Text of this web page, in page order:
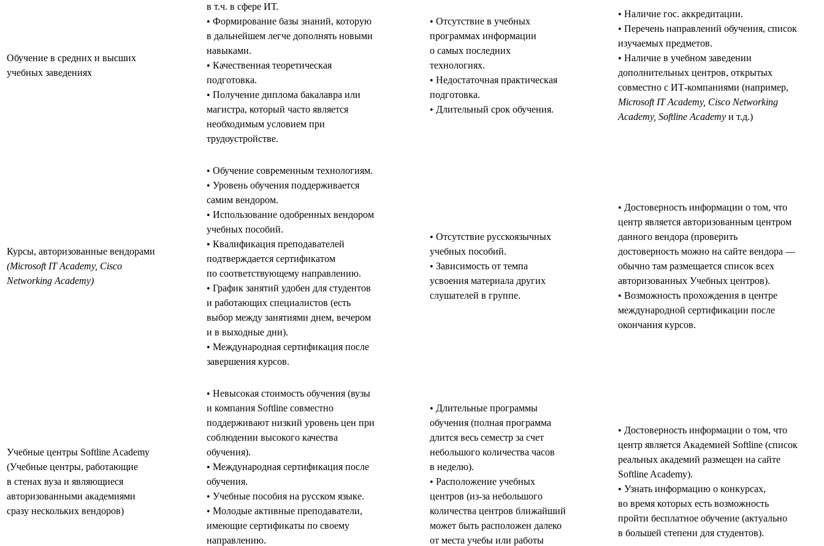
Обучение в средних и высших
учебных заведениях
в т.ч. в сфере ИТ.
• Формирование базы знаний, которую
в дальнейшем легче дополнять новыми
навыками.
• Качественная теоретическая
подготовка.
• Получение диплома бакалавра или
магистра, который часто является
необходимым условием при
трудоустройстве.
• Отсутствие в учебных
программах информации
о самых последних
технологиях.
• Недостаточная практическая
подготовка.
• Длительный срок обучения.
• Наличие гос. аккредитации.
• Перечень направлений обучения, список
изучаемых предметов.
• Наличие в учебном заведении
дополнительных центров, открытых
совместно с ИТ-компаниями (например,
Microsoft IT Academy, Cisco Networking
Academy, Softline Academy и т.д.)
Курсы, авторизованные вендорами
(Microsoft IT Academy, Cisco
Networking Academy)
• Обучение современным технологиям.
• Уровень обучения поддерживается
самим вендором.
• Использование одобренных вендором
учебных пособий.
• Квалификация преподавателей
подтверждается сертификатом
по соответствующему направлению.
• График занятий удобен для студентов
и работающих специалистов (есть
выбор между занятиями днем, вечером
и в выходные дни).
• Международная сертификация после
завершения курсов.
• Отсутствие русскоязычных
учебных пособий.
• Зависимость от темпа
усвоения материала других
слушателей в группе.
• Достоверность информации о том, что
центр является авторизованным центром
данного вендора (проверить
достоверность можно на сайте вендора —
обычно там размещается список всех
авторизованных Учебных центров).
• Возможность прохождения в центре
международной сертификации после
окончания курсов.
Учебные центры Softline Academy
(Учебные центры, работающие
в стенах вуза и являющиеся
авторизованными академиями
сразу нескольких вендоров)
• Невысокая стоимость обучения (вузы
и компания Softline совместно
поддерживают низкий уровень цен при
соблюдении высокого качества
обучения).
• Международная сертификация после
обучения.
• Учебные пособия на русском языке.
• Молодые активные преподаватели,
имеющие сертификаты по своему
направлению.
• Длительные программы
обучения (полная программа
длится весь семестр за счет
небольшого количества часов
в неделю).
• Расположение учебных
центров (из-за небольшого
количества центров ближайший
может быть расположен далеко
от места учебы или работы
• Достоверность информации о том, что
центр является Академией Softline (список
реальных академий размещен на сайте
Softline Academy).
• Узнать информацию о конкурсах,
во время которых есть возможность
пройти бесплатное обучение (актуально
в большей степени для студентов).